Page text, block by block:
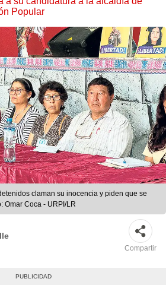
Popular
claman su inocencia y piden que se
Omar Coca - URPI/LR
Compartir